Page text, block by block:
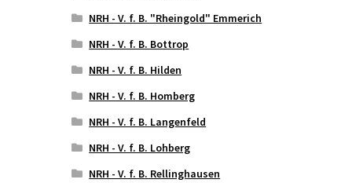
NRH - V. f. B. "Rheingold" Emmerich
NRH - V. f. B. Bottrop
NRH - V. f. B. Hilden
NRH - V. f. B. Homberg
NRH - V. f. B. Langenfeld
NRH - V. f. B. Lohberg
NRH - V. f. B. Rellinghausen